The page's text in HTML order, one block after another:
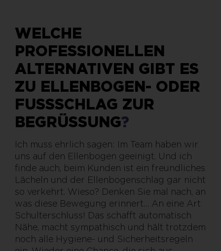
WELCHE
PROFESSIONELLEN
ALTERNATIVEN GIBT ES
ZU ELLENBOGEN- ODER
FUSSSCHLAG ZUR B
EGRÜSSUNG
?
Ich muss ehrlich sagen: Im Team haben wir
uns auf den Ellenbogen geeinigt. Und ich
finde auch, beim Kunden ist ein freundliches
Lächeln und der Ellenbogenschlag gar nicht
so verkehrt. Wieso? Denken Sie mal nach, an
was diese Bewegung erinnert… An eine Art
Schulterschluss! Das schafft automatisch
Nähe, macht sympathisch und hält trotzdem
noch alle Hygiene- und Sicherheitsregeln